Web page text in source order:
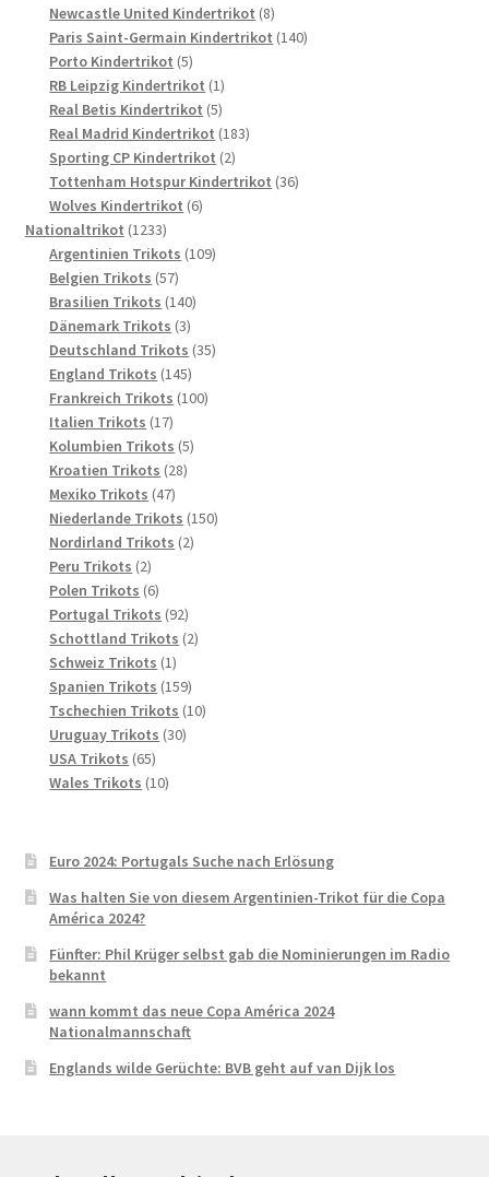
Newcastle United Kindertrikot 88
Produkte
Paris Saint-Germain Kindertrikot 140140
Porto Kindertrikot 55
Produkte
RB Leipzig Kindertrikot 11
Produkt
Real Betis Kindertrikot 55
Produkte
Real Madrid Kindertrikot 183183
Sporting CP Kindertrikot 22
Produkte
Tottenham Hotspur Kindertrikot 3636
Wolves Kindertrikot 66
Nationaltrikot 12331233
Produkte
Argentinien Trikots 109109
Belgien Trikots 5757
Produkte
Brasilien Trikots 140140
Dänemark Trikots 33
Produkte
Deutschland Trikots 3535
England Trikots 145145
Produkte
Frankreich Trikots 100100
Italien Trikots 1717
Produkte
Kolumbien Trikots 55
Kroatien Trikots 2828
Mexiko Trikots 4747
Produkte
Niederlande Trikots 150150
Nordirland Trikots 22
Peru Trikots 22
Produkte
Polen Trikots 66
Produkte
Portugal Trikots 9292
Produkte
Schottland Trikots 22
Schweiz Trikots 11
Produkt
Spanien Trikots 159159
Produkte
Tschechien Trikots 1010
Uruguay Trikots 3030
USA Trikots 6565
Produkte
Wales Trikots 1010
Euro 2024: Portugals Suche nach Erlösung
Was halten Sie von diesem Argentinien-Trikot für die Copa
América 2024?
Fünfter: Phil Krüger selbst gab die Nominierungen im Radio
bekannt
wann kommt das neue Copa América 2024
Nationalmannschaft
Englands wilde Gerüchte: BVB geht auf van Dijk los